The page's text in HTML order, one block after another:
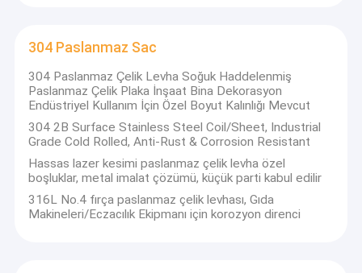
304 Paslanmaz Sac
304 Paslanmaz Çelik Levha Soğuk Haddelenmiş
Paslanmaz Çelik Plaka İnşaat Bina Dekorasyon
Endüstriyel Kullanım İçin Özel Boyut Kalınlığı Mevcut
304 2B Surface Stainless Steel Coil/Sheet, Industrial
Grade Cold Rolled, Anti-Rust & Corrosion Resistant
Hassas lazer kesimi paslanmaz çelik levha özel
boşluklar, metal imalat çözümü, küçük parti kabul edilir
316L No.4 fırça paslanmaz çelik levhası, Gıda
Makineleri/Eczacılık Ekipmanı için korozyon direnci